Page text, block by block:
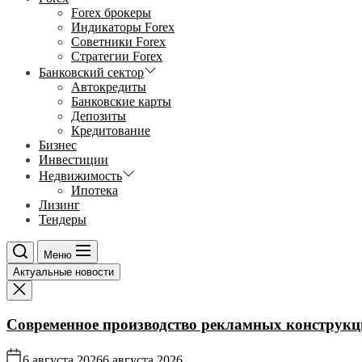
Forex брокеры
Индикаторы Forex
Советники Forex
Стратегии Forex
Банковский сектор
Автокредиты
Банковские карты
Депозиты
Кредитование
Бизнес
Инвестиции
Недвижимость
Ипотека
Лизинг
Тендеры
Меню
Актуальные новости
Современное производство рекламных